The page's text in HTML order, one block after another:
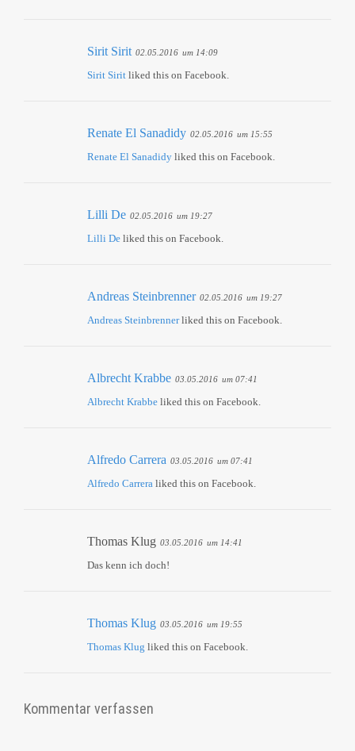
Sirit Sirit 02.05.2016 um 14:09
Sirit Sirit liked this on Facebook.
Renate El Sanadidy 02.05.2016 um 15:55
Renate El Sanadidy liked this on Facebook.
Lilli De 02.05.2016 um 19:27
Lilli De liked this on Facebook.
Andreas Steinbrenner 02.05.2016 um 19:27
Andreas Steinbrennerliked this on Facebook.
Albrecht Krabbe 03.05.2016 um 07:41
Albrecht Krabbe liked this on Facebook.
Alfredo Carrera 03.05.2016 um 07:41
Alfredo Carrera liked this on Facebook.
Thomas Klug 03.05.2016 um 14:41
Das kenn ich doch!
Thomas Klug 03.05.2016 um 19:55
Thomas Klug liked this on Facebook.
Kommentar verfassen